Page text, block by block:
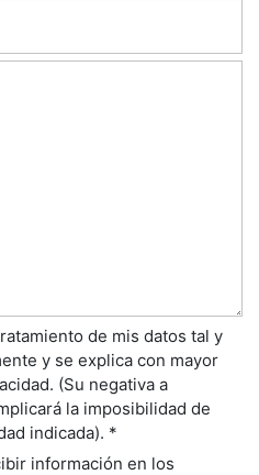
de mis datos tal y
y se explica con mayor
(Su negativa a
la imposibilidad de
indicada). *
información en los